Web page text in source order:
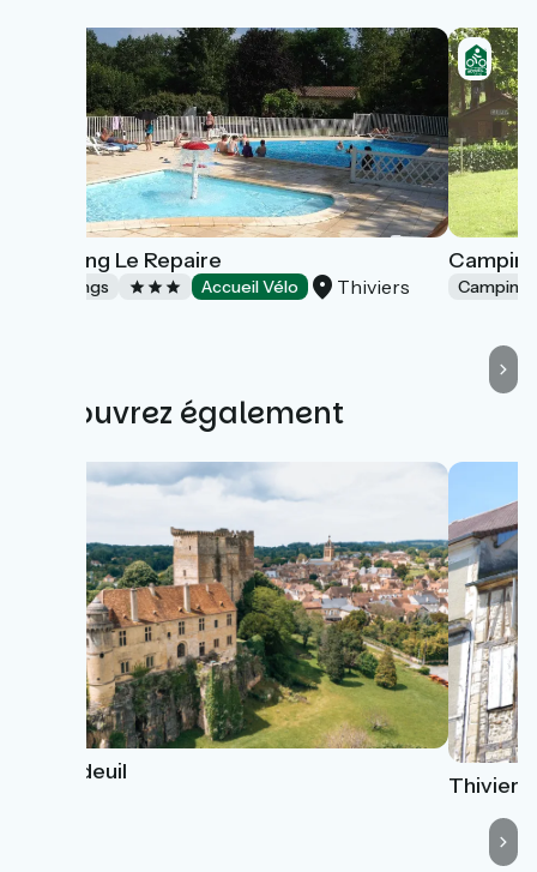
Camping Le Repaire
Campings Accueil Vélo Thiviers
Découvrez également
Excideuil
Thiviers